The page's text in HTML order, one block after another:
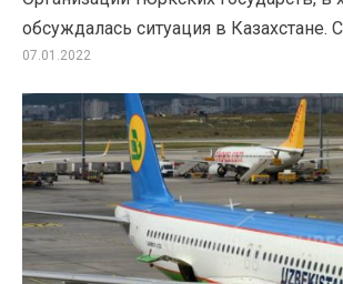
обсуждалась ситуация в Казахстане.
07.01.2022